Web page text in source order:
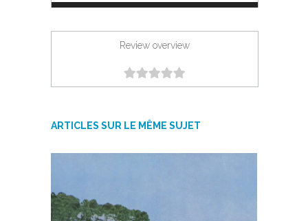
Review overview
ARTICLES SUR LE MÊME SUJET